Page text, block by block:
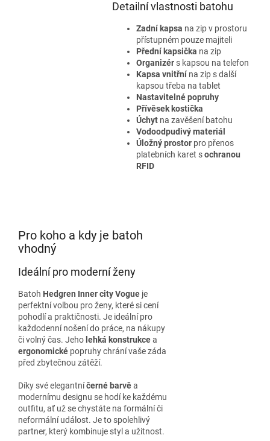
Detailní vlastnosti batohu
Zadní kapsa na zip v prostoru
přístupném pouze majiteli
Přední kapsička na zip
Organizérs kapsou na telefon
Kapsa vnitřnína zip s další
kapsou třeba na tablet
Nastavitelné popruhy
Přívěsek kostička
Úchytna zavěšení batohu
Vodoodpudivý materiál
Úložný prostorpro přenos
platebních karet sochranou
RFID
Pro koho a kdy je batoh
vhodný
Ideální pro moderní ženy
Batoh Hedgren Inner city Vogue je
perfektní volbou pro ženy, které si cení
pohodlí a praktičnosti. Je ideální pro
každodenní nošení do práce, na nákupy
či volný čas. Jeho lehká konstrukcea
ergonomické popruhy chrání vaše záda
před zbytečnou zátěží.
Díky své elegantníčerné barvěa
modernímu designu se hodí ke každému
outfitu, ať už se chystáte na formální či
neformální událost. Je to spolehlivý
partner, který kombinuje styl a užitnost.